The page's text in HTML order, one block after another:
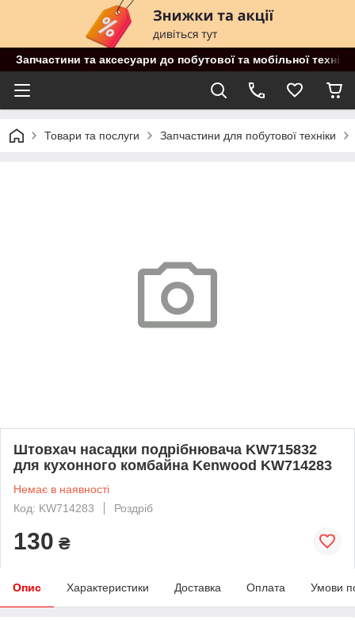
Запчастини та аксесуари до побутової та мобільної
Товари та послуги Запчастини для побутової техніки
Штовхач насадки подрібнювача KW715832
для кухонного комбайна Kenwood KW714283
Немає в наявності
Код: KW714283
Роздріб
130 ₴
Опис Характеристики Доставка Оплата Умови